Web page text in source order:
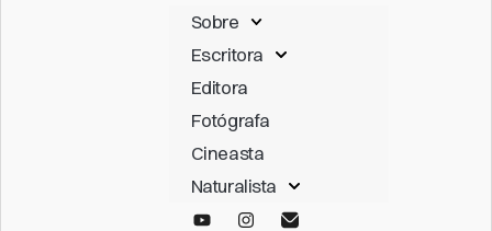
Sobre
Escritora
Editora
Fotógrafa
Cineasta
Naturalista